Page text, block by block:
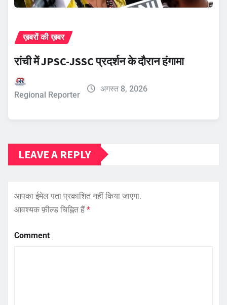
ख़बरों की ख़बर
रांची में JPSC-JSSC प्रदर्शन के दौरान हंगामा
Regional Reporter
अगस्त 8, 2026
LEAVE A REPLY
आपका ईमेल पता प्रकाशित नहीं किया जाएगा.
आवश्यक फ़ील्ड चिह्नित हैं*
Comment